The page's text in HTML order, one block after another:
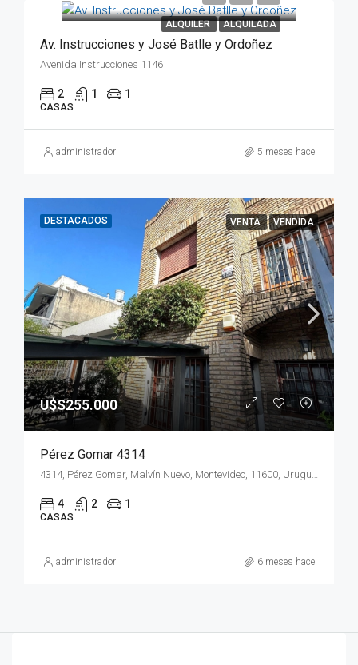
ALQUILER ALQUILADA
Av. Instrucciones y José Batlle y Ordoñez
Avenida Instrucciones 1146
2 1 1
CASAS
administrador 5 meses hace
DESTACADOS VENTA VENDIDA
U$S255.000
Pérez Gomar 4314
4 2 1
CASAS
administrador 6 meses hace